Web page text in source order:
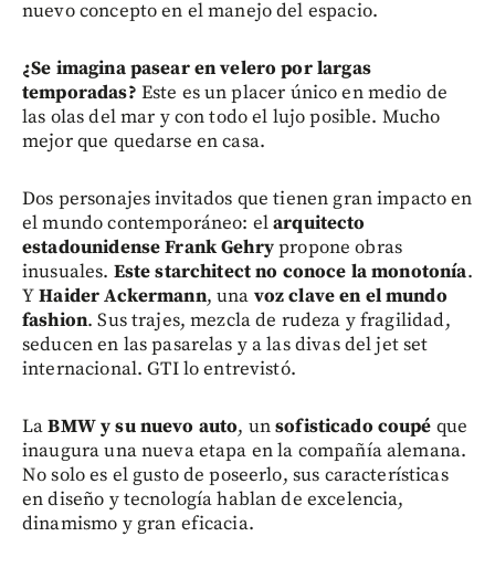
nuevo concepto en el manejo del espacio.
¿Se imagina pasear en velero por largas
temporadas? Este es un placer único en medio de
las olas del mar y con todo el lujo posible. Mucho
mejor que quedarse en casa.
Dos personajes invitados que tienen gran impacto en
el mundo contemporáneo: elarquitecto
estadounidense Frank Gehrypropone obras
inusuales. Este starchitect no conoce la monotonía.
YHaider Ackermann, una voz clave en el mundo
fashion. Sus trajes, mezcla de rudeza y fragilidad,
seducen en las pasarelas y a las divas del jet set
internacional. GTI lo entrevistó.
LaBMW y su nuevo auto, unsofisticado coupé que
inaugura una nueva etapa en la compañía alemana.
No solo es el gusto de poseerlo, sus características
en diseño y tecnología hablan de excelencia,
dinamismo y gran eficacia.